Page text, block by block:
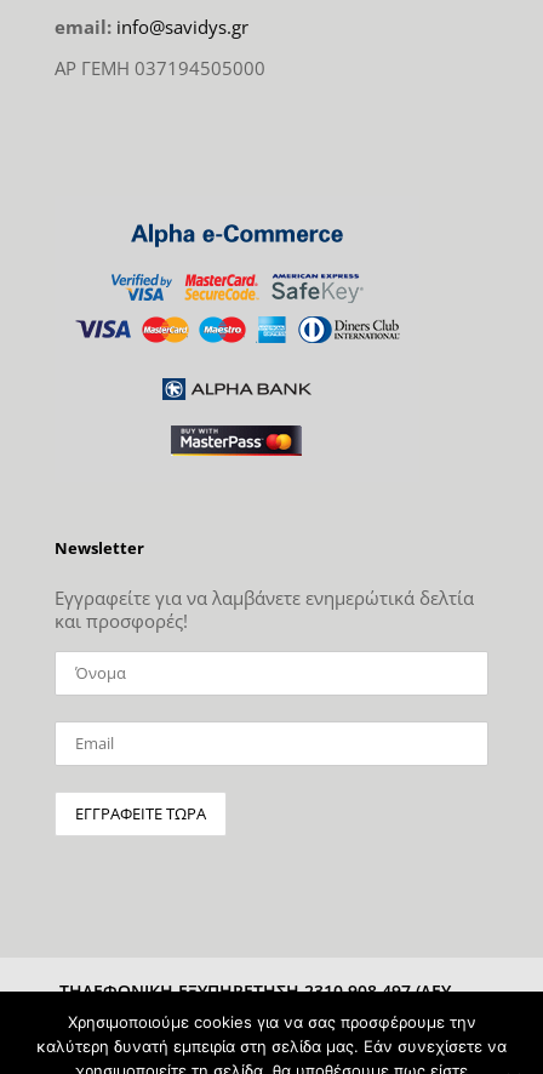
email: info@savidys.gr
ΑΡ ΓΕΜΗ 037194505000
Newsletter
Εγγραφείτε για να λαμβάνετε ενημερώτικά δελτία
και προσφορές!
ΤΗΛΕΦΩΝΙΚΗ ΕΞΥΠΗΡΕΤΗΣΗ 2310 908 497 (ΔΕΥ-
ΣΑΒ 10:00-15:00)
Χρησιμοποιούμε cookies για να σας προσφέρουμε την
καλύτερη δυνατή εμπειρία στη σελίδα μας. Εάν συνεχίσετε να